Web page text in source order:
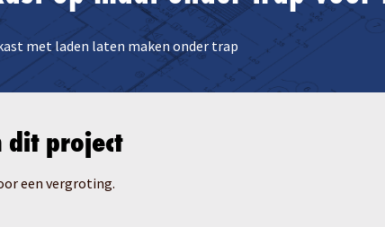
met laden laten maken onder trap
dit project
een vergroting.